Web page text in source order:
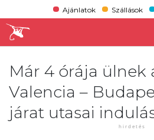
Ajánlatok Szállások
Már 4 órája ülnek
Valencia –
járat utasai